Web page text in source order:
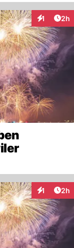
1 2h
1 2h